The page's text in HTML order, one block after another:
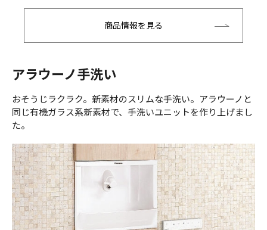
商品情報を見る
アラウーノ手洗い
おそうじラクラク。新素材のスリムな手洗い。アラウーノと
同じ有機ガラス系新素材で、手洗いユニットを作り上げまし
た。